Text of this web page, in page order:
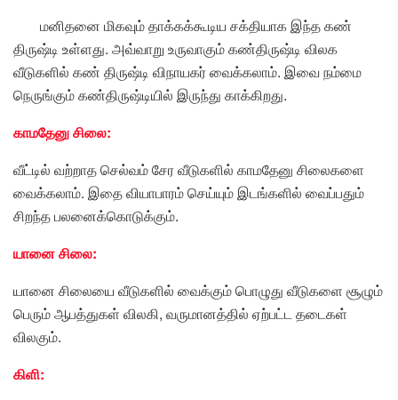
மனிதனை மிகவும் தாக்கக்கூடிய சக்தியாக இந்த கண்
திருஷ்டி உள்ளது. அவ்வாறு உருவாகும் கண்திருஷ்டி விலக
வீடுகளில் கண் திருஷ்டி விநாயகர் வைக்கலாம். இவை நம்மை
நெருங்கும் கண்திருஷ்டியில் இருந்து காக்கிறது.
காமதேனு சிலை:
வீட்டில் வற்றாத செல்வம் சேர வீடுகளில் காமதேனு சிலைகளை
வைக்கலாம். இதை வியாபாரம் செய்யும் இடங்களில் வைப்பதும்
சிறந்த பலனைக்கொடுக்கும்.
யானை சிலை:
யானை சிலையை வீடுகளில் வைக்கும் பொழுது வீடுகளை சூழும்
பெரும் ஆபத்துகள் விலகி, வருமானத்தில் ஏற்பட்ட தடைகள்
விலகும்.
கிளி: